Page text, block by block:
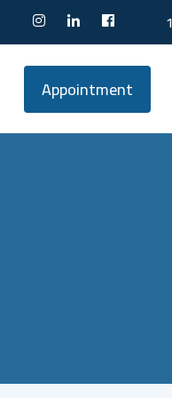
Appointment